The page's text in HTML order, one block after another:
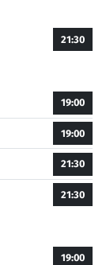
21:30
19:00
19:00
21:30
21:30
19:00